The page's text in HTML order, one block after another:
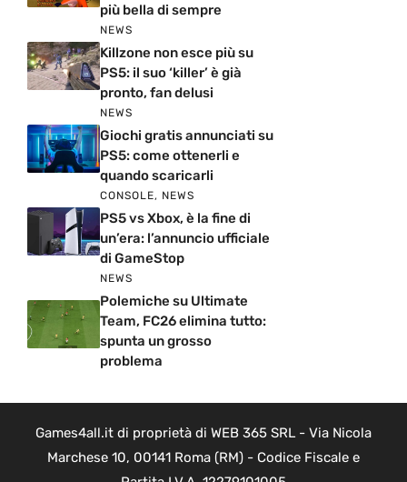
più bella di sempre
NEWS
Killzone non esce più su
PS5: il suo ‘killer’ è già
pronto, fan delusi
NEWS
Giochi gratis annunciati su
PS5: come ottenerli e
quando scaricarli
CONSOLE, NEWS
PS5 vs Xbox, è la fine di
un’era: l’annuncio ufficiale
di GameStop
NEWS
Polemiche su Ultimate
Team, FC26 elimina tutto:
spunta un grosso
problema
Games4all.it di proprietà di WEB 365 SRL - Via Nicola
Marchese 10, 00141 Roma (RM) - Codice Fiscale e